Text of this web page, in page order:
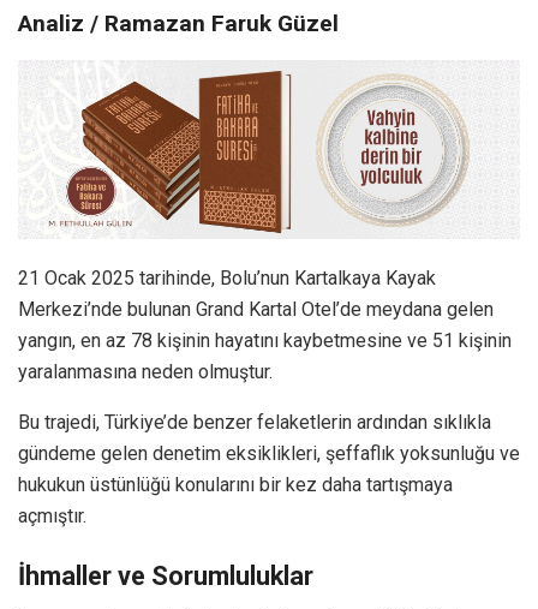
Analiz / Ramazan Faruk Güzel
21 Ocak 2025 tarihinde, Bolu’nun Kartalkaya Kayak
Merkezi’nde bulunan Grand Kartal Otel’de meydana gelen
yangın, en az 78 kişinin hayatını kaybetmesine ve 51 kişinin
yaralanmasına neden olmuştur.
Bu trajedi, Türkiye’de benzer felaketlerin ardından sıklıkla
gündeme gelen denetim eksiklikleri, şeffaflık yoksunluğu ve
hukukun üstünlüğü konularını bir kez daha tartışmaya
açmıştır.
İhmaller ve Sorumluluklar